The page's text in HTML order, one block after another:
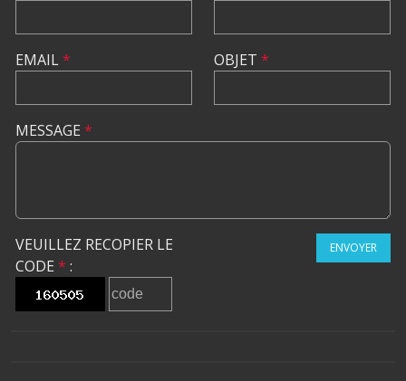
EMAIL* OBJET *
MESSAGE *
VEUILLEZ RECOPIER LE
CODE * :
ENVOYER